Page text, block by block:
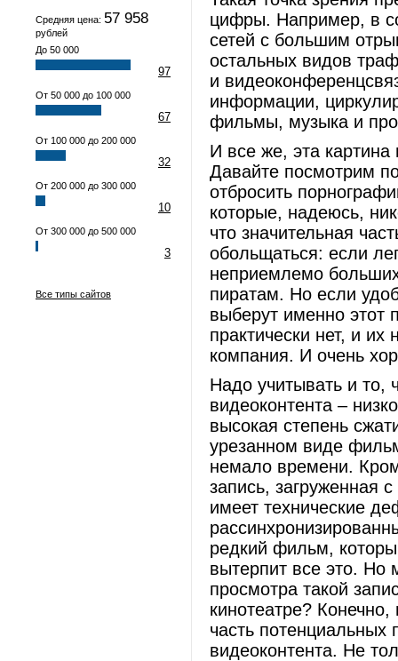
Средняя цена: 57 958
рублей
До 50 000
97
От 50 000 до 100 000
67
От 100 000 до 200 000
32
От 200 000 до 300 000
10
От 300 000 до 500 000
3
Все типы сайтов
цифры. Например, в
сетей с большим
остальных видов
и
информации,
фильмы, музыка и
И все же, эта картина
Давайте посмотрим
отбросить
которые, надеюсь,
что значительная
обольщаться: если
неприемлемо
пиратам. Но если
выберут именно этот
практически нет, и
компания. И очень
Надо учитывать и то,
видеоконтента –
высокая степень
урезанном виде
немало времени.
запись, загруженная
имеет технические
редкий фильм,
вытерпит все это. Но
просмотра такой
кинотеатре?
часть потенциальных
видеоконтента. Не